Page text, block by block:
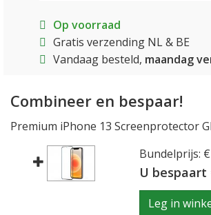
Op voorraad
Gratis verzending NL & BE
Vandaag besteld, maandag
Combineer en bespaar!
Premium iPhone 13 Screenprotector
Bundelprijs:
U bespaart
Leg in